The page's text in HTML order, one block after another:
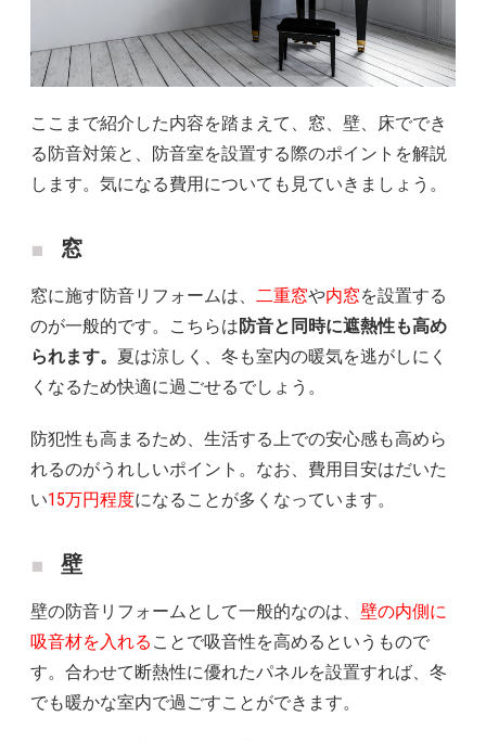
ここまで紹介した内容を踏まえて、窓、壁、床ででき
る防音対策と、防音室を設置する際のポイントを解説
します。気になる費用についても見ていきましょう。
窓
窓に施す防音リフォームは、 二重窓や内窓を設置する
のが一般的です。こちらは 防音と同時に遮熱性も高め
られます。 夏は涼しく、冬も室内の暖気を逃がしにく
くなるため快適に過ごせるでしょう。
防犯性も高まるため、生活する上での安心感も高めら
れるのがうれしいポイント。なお、費用目安はだいた
い15万円程度になることが多くなっています。
壁
壁の防音リフォームとして一般的なのは、 壁の内側に
吸音材を入れる ことで吸音性を高めるというもので
す。合わせて断熱性に優れたパネルを設置すれば、冬
でも暖かな室内で過ごすことができます。